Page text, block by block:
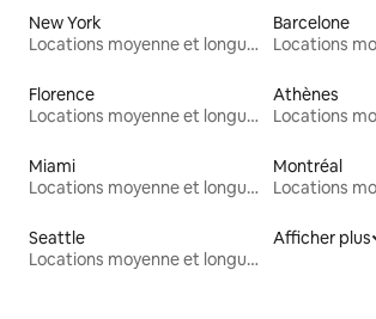
New York
Locations moyenne et longue durée
Barcelone
Florence
Locations moyenne et longue durée
Athènes
Miami
Locations moyenne et longue durée
Montréal
Seattle
Locations moyenne et longue durée
Afficher plus